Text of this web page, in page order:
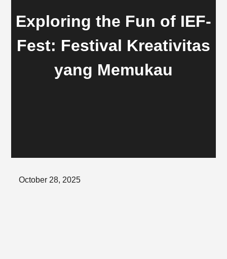
Exploring the Fun of IEF-
Fest: Festival Kreativitas
yang Memukau
Posted
October 28, 2025